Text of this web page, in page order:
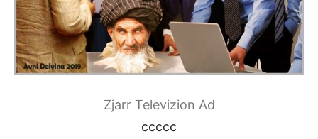
Zjarr Televizion Ad
ccccc